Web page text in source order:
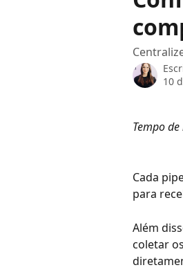
10
Tempo
Cada
para
Além
coletar